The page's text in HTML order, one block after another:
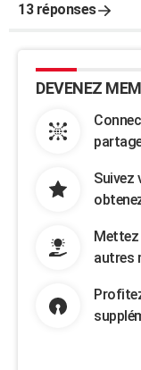
13 réponses
DEVENEZ
Suivez
Mettez
autres